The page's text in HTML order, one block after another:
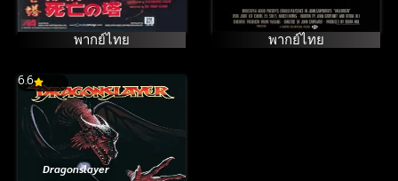
พากย์ไทย พากย์ไทย
6.6
Dragonslayer